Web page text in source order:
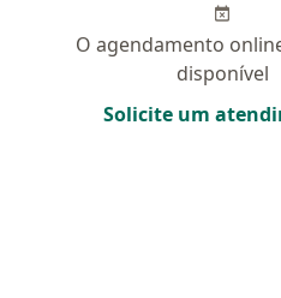
O agendamento
disponível
Solicite um